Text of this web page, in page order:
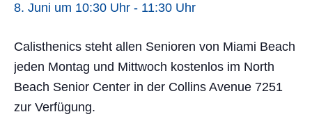
8. Juni um 10:30 Uhr - 11:30 Uhr
Calisthenics steht allen Senioren von Miami Beach
jeden Montag und Mittwoch kostenlos im North
Beach Senior Center in der Collins Avenue 7251
zur Verfügung.